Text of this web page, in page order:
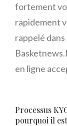
fortement
rapidement
rappelé
en ligne
Processus
pourquoi il